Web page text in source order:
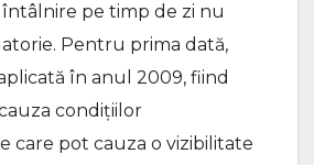
pe timp de zi nu
Pentru prima dată,
în anul 2009, fiind
condiţiilor
care pot cauza o vizibilitate